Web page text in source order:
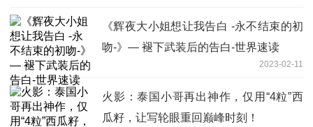
《辉夜大小姐想让我告白 -永不结束的初
吻-》— 褪下武装后的告白-世界速读
2023-02-11
火影：泰国小哥再出神作，仅用“4粒”西
瓜籽，让写轮眼重回巅峰时刻！